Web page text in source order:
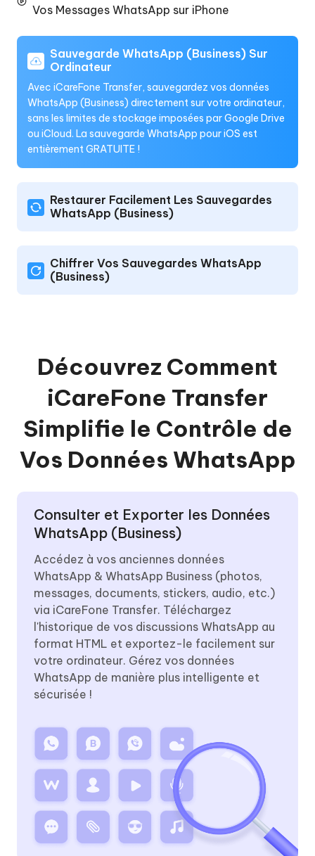
Sauvegarde WhatsApp (Business) Sur
Ordinateur
Avec iCareFone Transfer, sauvegardez vos données
WhatsApp (Business) directement sur votre ordinateur,
sans les limites de stockage imposées par Google Drive
ou iCloud. La sauvegarde WhatsApp pour iOS est
entièrement GRATUITE !
Restaurer Facilement Les Sauvegardes
WhatsApp (Business)
Chiffrer Vos Sauvegardes WhatsApp
(Business)
Vos Messages WhatsApp sur iPhone
Découvrez Comment
iCareFone Transfer
Simplifie le Contrôle de
Vos Données WhatsApp
Consulter et Exporter les Données
WhatsApp (Business)
Accédez à vos anciennes données
WhatsApp & WhatsApp Business (photos,
messages, documents, stickers, audio, etc.)
via iCareFone Transfer. Téléchargez
l'historique de vos discussions WhatsApp au
format HTML et exportez-le facilement sur
votre ordinateur. Gérez vos données
WhatsApp de manière plus intelligente et
sécurisée !